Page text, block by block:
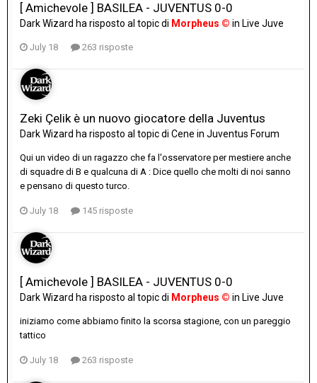
[ Amichevole ] BASILEA - JUVENTUS 0-0
Dark Wizard ha risposto al topic di Morpheus © in Live Juve
July 18 263 risposte
Zeki Çelik è un nuovo giocatore della Juventus
Dark Wizard ha risposto al topic di Cene in Juventus Forum
Qui un video di un ragazzo che fa l'osservatore per mestiere anche
di squadre di B e qualcuna di A : Dice quello che molti di noi sanno
e pensano di questo turco.
July 18 145 risposte
[ Amichevole ] BASILEA - JUVENTUS 0-0
Dark Wizard ha risposto al topic di Morpheus © in Live Juve
iniziamo come abbiamo finito la scorsa stagione, con un pareggio
tattico
July 18 263 risposte